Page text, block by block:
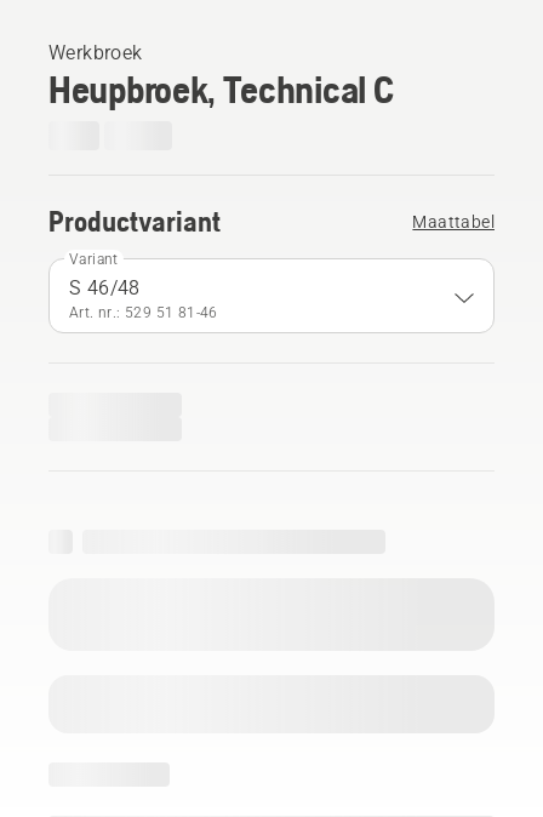
Werkbroek
Heupbroek, Technical C
Productvariant Maattabel
Variant
S 46/48
Art. nr.: 529 51 81‑46